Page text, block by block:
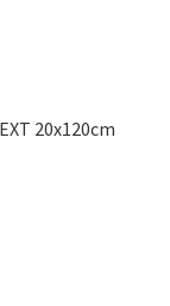
20x120cm